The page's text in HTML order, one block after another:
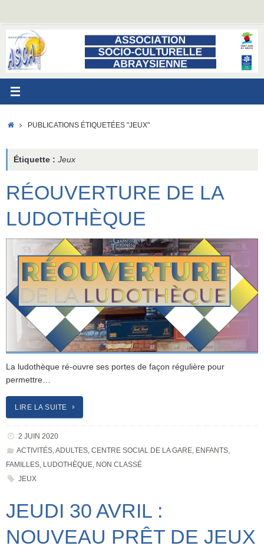
contenu
ACCUEIL
PUBLICATIONS ÉTIQUETÉES "JEUX"
Étiquette : Jeux
RÉOUVERTURE DE LA
LUDOTHÈQUE
La ludothèque ré-ouvre ses portes de façon régulière pour
permettre…
LIRE LA SUITE
2 JUIN 2020
ACTIVITÉS,ADULTES, CENTRE SOCIAL DE LA GARE, ENFANTS,
FAMILLES, LUDOTHÈQUE, NON CLASSÉ
JEUX
JEUDI 30 AVRIL :
NOUVEAU PRÊT DE JEUX